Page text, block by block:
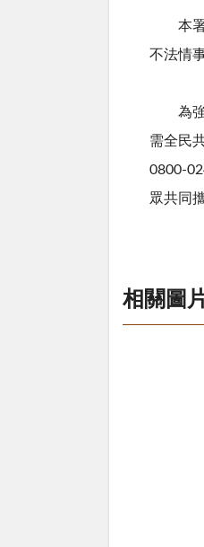
本署為
不法情
為強
需全民
0800-
眾共同
相關圖